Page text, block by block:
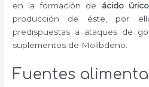
en la formación de ácido úrico
producción de éste, por
predispuestas a ataques de
suplementos de Molibdeno.
Fuentes